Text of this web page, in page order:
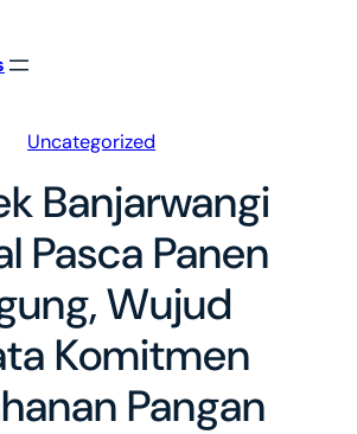
Uncategorized
Banjarwangi
Pasca Panen
Wujud
Komitmen
Pangan